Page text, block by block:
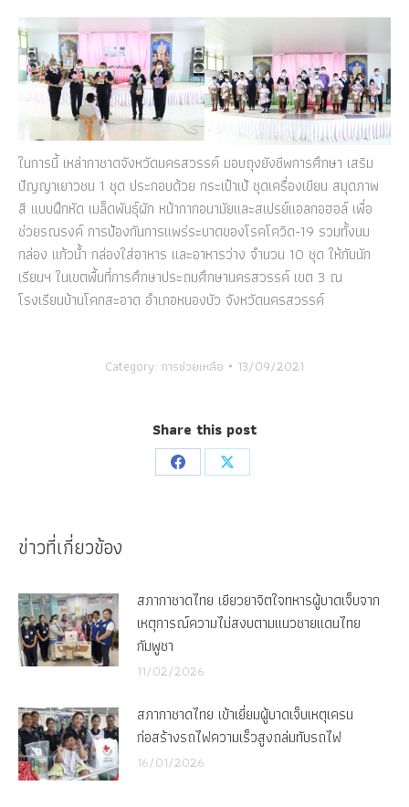
ในการนี้ เหล่ากาชาดจังหวัดนครสวรรค์ มอบถุงยังชีพการศึกษา เสริม
ปัญญาเยาวชน 1 ชุด ประกอบด้วย กระเป๋าเป้ ชุดเครื่องเขียน สมุดภาพ
สี แบบฝึกหัด เมล็ดพันธุ์ผัก หน้ากากอนามัยและสเปรย์แอลกอฮอล์ เพื่อ
ช่วยรณรงค์ การป้องกันการแพร่ระบาดของโรคโควิด-19 รวมทั้งนม
กล่อง แก้วน้ำ กล่องใส่อาหาร และอาหารว่าง จำนวน 10 ชุด ให้กับนัก
เรียนฯ ในเขตพื้นที่การศึกษาประถมศึกษานครสวรรค์ เขต 3 ณ
โรงเรียนบ้านโคกสะอาด อำเภอหนองบัว จังหวัดนครสวรรค์
Category: การช่วยเหลือ 13/09/2021
Share this post
Share
Share
ข่าวที่เกี่ยวข้อง
สภากาชาดไทย เยียวยาจิตใจทหารผู้บาดเจ็บจาก
เหตุการณ์ความไม่สงบตามแนวชายแดนไทย
กัมพูชา
11/02/2026
สภากาชาดไทย เข้าเยี่ยมผู้บาดเจ็บเหตุเครน
ก่อสร้างรถไฟความเร็วสูงถล่มทับรถไฟ
16/01/2026